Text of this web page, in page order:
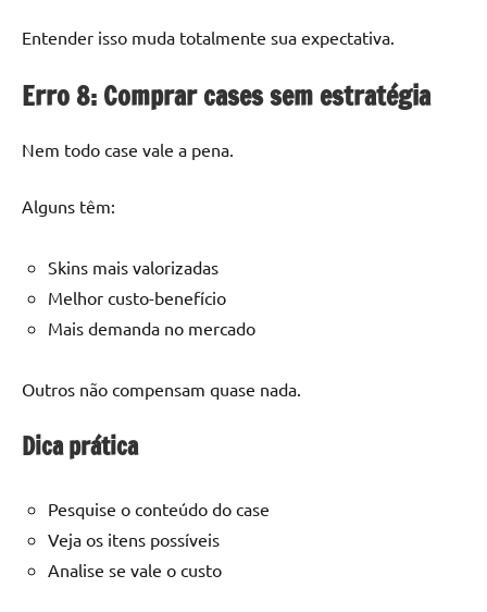
Entender isso muda totalmente sua expectativa.
Erro 8: Comprar cases sem estratégia
Nem todo case vale a pena.
Alguns têm:
Skins mais valorizadas
Melhor custo-benefício
Mais demanda no mercado
Outros não compensam quase nada.
Dica prática
Pesquise o conteúdo do case
Veja os itens possíveis
Analise se vale o custo